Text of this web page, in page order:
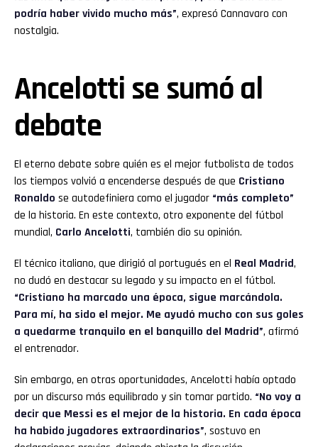
podría haber vivido mucho más”, expresó Cannavaro con
nostalgia.
Ancelotti se sumó al
debate
El eterno debate sobre quién es el mejor futbolista de todos
los tiempos volvió a encenderse después de que Cristiano
Ronaldo se autodefiniera como el jugador “más completo”
de la historia. En este contexto, otro exponente del fútbol
mundial, Carlo Ancelotti, también dio su opinión.
El técnico italiano, que dirigió al portugués en el Real Madrid,
no dudó en destacar su legado y su impacto en el fútbol.
“Cristiano ha marcado una época, sigue marcándola.
Para mí, ha sido el mejor. Me ayudó mucho con sus goles
a quedarme tranquilo en el banquillo del Madrid”, afirmó
el entrenador.
Sin embargo, en otras oportunidades, Ancelotti había optado
por un discurso más equilibrado y sin tomar partido. “No voy a
decir que Messi es el mejor de la historia. En cada época
ha habido jugadores extraordinarios”, sostuvo en